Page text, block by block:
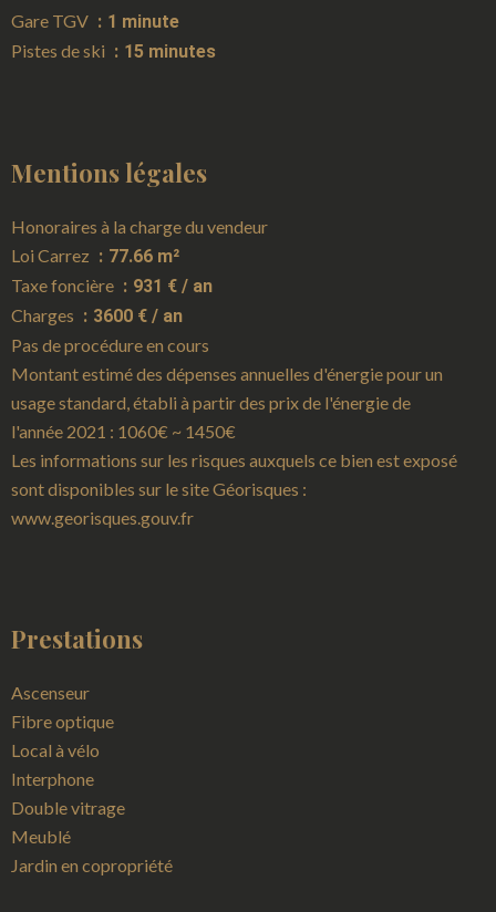
Gare TGV
1 minute
Pistes de ski
15 minutes
Mentions légales
Honoraires à la charge du vendeur
Loi Carrez
77.66 m²
Taxe foncière
931 € / an
Charges
3600 € / an
Pas de procédure en cours
Montant estimé des dépenses annuelles d'énergie pour un
usage standard, établi à partir des prix de l'énergie de
l'année 2021 : 1060€ ~ 1450€
Les informations sur les risques auxquels ce bien est exposé
sont disponibles sur le site Géorisques :
www.georisques.gouv.fr
Prestations
Ascenseur
Fibre optique
Local à vélo
Interphone
Double vitrage
Meublé
Jardin en copropriété